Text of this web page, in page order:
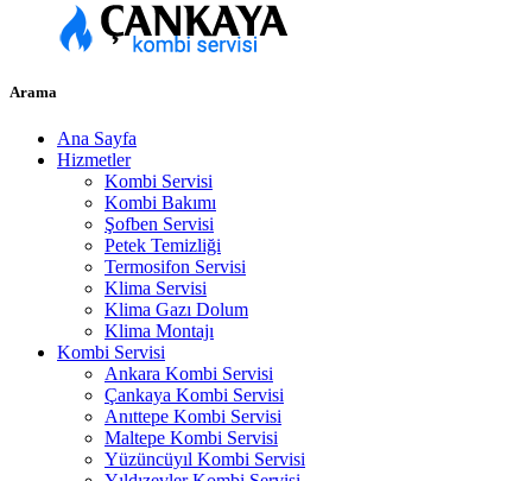
Arama
Ana Sayfa
Hizmetler
Kombi Servisi
Kombi Bakımı
Şofben Servisi
Petek Temizliği
Termosifon Servisi
Klima Servisi
Klima Gazı Dolum
Klima Montajı
Kombi Servisi
Ankara Kombi Servisi
Çankaya Kombi Servisi
Anıttepe Kombi Servisi
Maltepe Kombi Servisi
Yüzüncüyıl Kombi Servisi